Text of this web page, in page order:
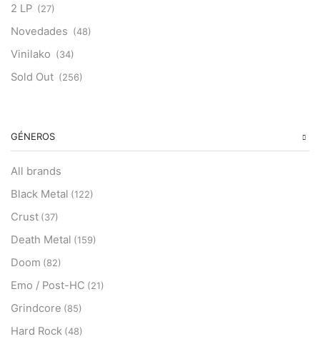
2 LP (27)
Novedades (48)
Vinilako (34)
Sold Out (256)
GÉNEROS
All brands
Black Metal (122)
Crust (37)
Death Metal (159)
Doom (82)
Emo / Post-HC (21)
Grindcore (85)
Hard Rock (48)